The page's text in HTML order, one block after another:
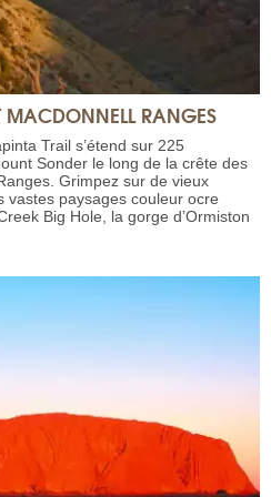
MACDONNELL RANGES
Trail s’étend sur 225
Sonder le long de la crête des
Grimpez sur de vieux
vastes paysages couleur ocre
Big Hole, la gorge d’Ormiston